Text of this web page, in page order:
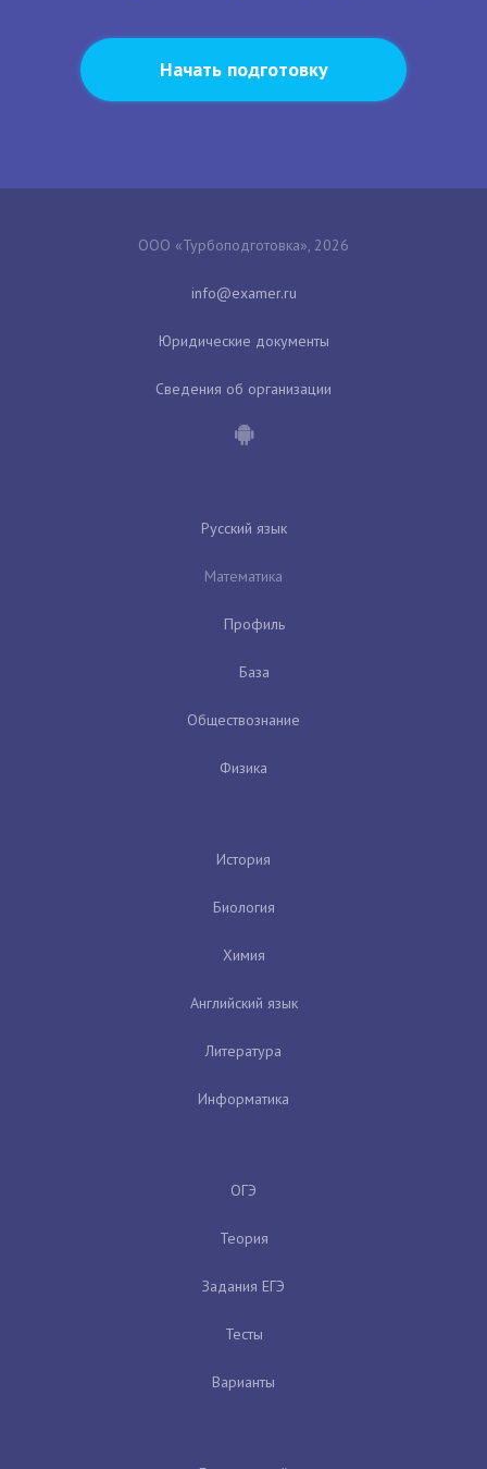
Начать подготовку
ООО «Турбоподготовка», 2026
Юридические документы
Сведения об организации
Русский язык
Математика
Профиль
База
Обществознание
Физика
История
Биология
Химия
Английский язык
Литература
Информатика
ОГЭ
Теория
Задания ЕГЭ
Тесты
Варианты